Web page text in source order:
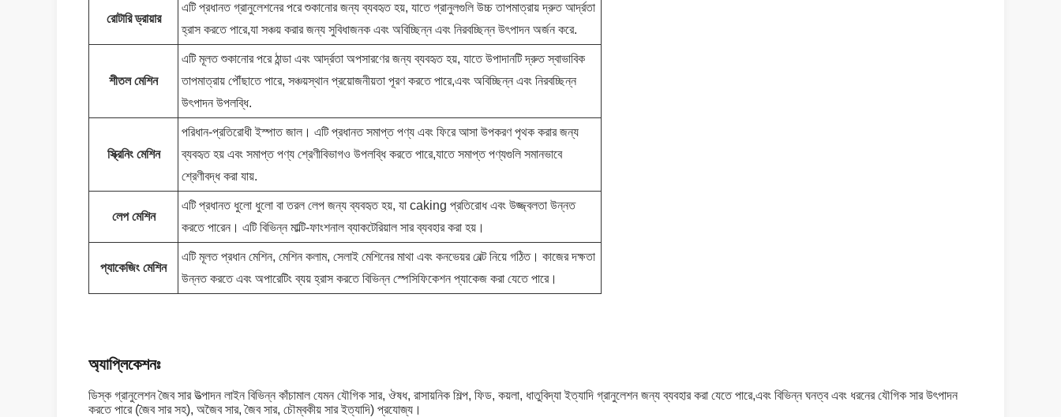
রোটারি ড্রায়ার
এটি প্রধানত গ্রানুলেশনের পরে শুকানোর জন্য ব্যবহৃত হয়, যাতে গ্রানুলগুলি উচ্চ তাপমাত্রায় দ্রুত আর্দ্রতা
হ্রাস করতে পারে,যা সঞ্চয় করার জন্য সুবিধাজনক এবং অবিচ্ছিন্ন এবং নিরবচ্ছিন্ন উৎপাদন অর্জন করে.
শীতল মেশিন
এটি মূলত শুকানোর পরে ঠান্ডা এবং আর্দ্রতা অপসারণের জন্য ব্যবহৃত হয়, যাতে উপাদানটি দ্রুত স্বাভাবিক
তাপমাত্রায় পৌঁছাতে পারে, সঞ্চয়স্থান প্রয়োজনীয়তা পূরণ করতে পারে,এবং অবিচ্ছিন্ন এবং নিরবচ্ছিন্ন
উৎপাদন উপলব্ধি.
স্ক্রিনিং মেশিন
পরিধান-প্রতিরোধী ইস্পাত জাল। এটি প্রধানত সমাপ্ত পণ্য এবং ফিরে আসা উপকরণ পৃথক করার জন্য
ব্যবহৃত হয় এবং সমাপ্ত পণ্য শ্রেণীবিভাগও উপলব্ধি করতে পারে,যাতে সমাপ্ত পণ্যগুলি সমানভাবে
শ্রেণীবদ্ধ করা যায়.
লেপ মেশিন
এটি প্রধানত ধুলো ধুলো বা তরল লেপ জন্য ব্যবহৃত হয়, যা caking প্রতিরোধ এবং উজ্জ্বলতা উন্নত
করতে পারেন। এটি বিভিন্ন মাল্টি-ফাংশনাল ব্যাকটেরিয়াল সার ব্যবহার করা হয়।
প্যাকেজিং মেশিন
এটি মূলত প্রধান মেশিন, মেশিন কলাম, সেলাই মেশিনের মাথা এবং কনভেয়র বেল্ট নিয়ে গঠিত। কাজের দক্ষতা
উন্নত করতে এবং অপারেটিং ব্যয় হ্রাস করতে বিভিন্ন স্পেসিফিকেশন প্যাকেজ করা যেতে পারে।
অ্যাপ্লিকেশনঃ
ডিস্ক গ্রানুলেশন জৈব সার উত্পাদন লাইন বিভিন্ন কাঁচামাল যেমন যৌগিক সার, ঔষধ, রাসায়নিক শিল্প, ফিড, কয়লা, ধাতুবিদ্যা ইত্যাদি গ্রানুলেশন জন্য ব্যবহার করা যেতে পারে,এবং বিভিন্ন ঘনত্ব এবং ধরনের যৌগিক সার উৎপাদন
করতে পারে (জৈব সার সহ), অজৈব সার, জৈব সার, চৌম্বকীয় সার ইত্যাদি) প্রযোজ্য।